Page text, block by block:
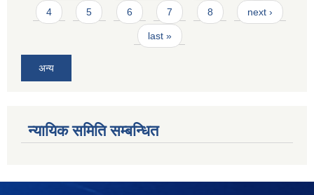
4 5 6 7 8 next ›
last »
अन्य
न्यायिक समिति सम्बन्धित